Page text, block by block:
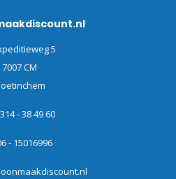
5
7007 CM
- 38 49 60
- 15016996